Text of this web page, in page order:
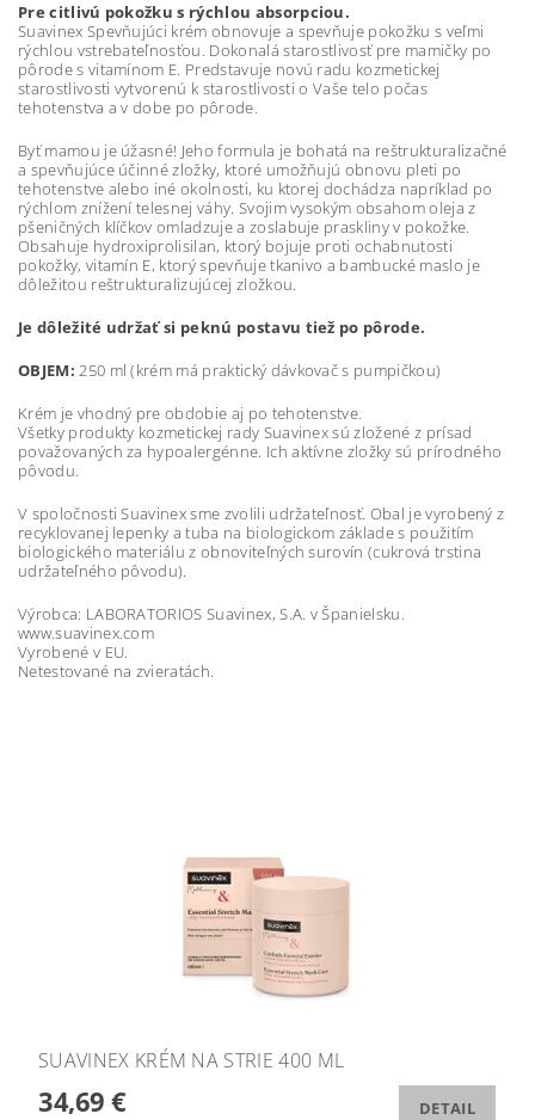
Pre citlivú pokožku s rýchlou absorpciou.
Suavinex Spevňujúci krém obnovuje a spevňuje pokožku s veľmi
rýchlou vstrebateľnosťou. Dokonalá starostlivosť pre mamičky po
pôrode s vitamínom E. Predstavuje novú radu kozmetickej
starostlivosti vytvorenú k starostlivosti o Vaše telo počas
tehotenstva a v dobe po pôrode.
Byť mamou je úžasné! Jeho formula je bohatá na reštrukturalizačné
a spevňujúce účinné zložky, ktoré umožňujú obnovu pleti po
tehotenstve alebo iné okolnosti, ku ktorej dochádza napríklad po
rýchlom znížení telesnej váhy. Svojim vysokým obsahom oleja z
pšeničných klíčkov omladzuje a zoslabuje praskliny v pokožke.
Obsahuje hydroxiprolisilan, ktorý bojuje proti ochabnutosti
pokožky, vitamín E, ktorý spevňuje tkanivo a bambucké maslo je
dôležitou reštrukturalizujúcej zložkou.
Je dôležité udržať si peknú postavu tiež po pôrode.
OBJEM: 250 ml (krém má praktický dávkovač s pumpičkou)
Krém je vhodný pre obdobie aj po tehotenstve.
Všetky produkty kozmetickej rady Suavinex sú zložené z prísad
považovaných za hypoalergénne. Ich aktívne zložky sú prírodného
pôvodu.
V spoločnosti Suavinex sme zvolili udržateľnosť. Obal je vyrobený z
recyklovanej lepenky a tuba na biologickom základe s použitím
biologického materiálu z obnoviteľných surovín (cukrová trstina
udržateľného pôvodu).
Výrobca: LABORATORIOS Suavinex, S.A. v Španielsku.
www.suavinex.com
Vyrobené v EU.
Netestované na zvieratách.
SUAVINEX KRÉM NA STRIE 400 ML
34,69 € DETAIL